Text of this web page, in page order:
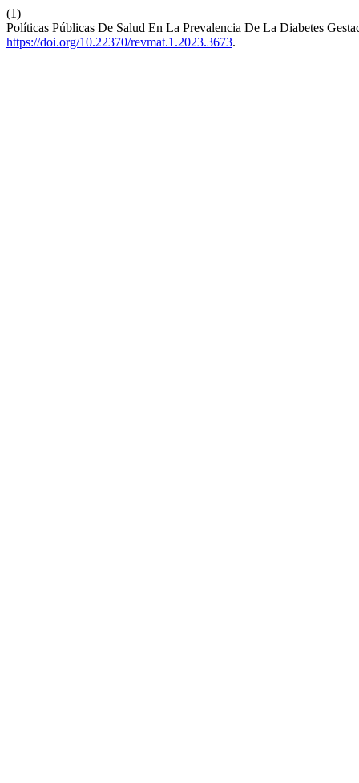
(1)
Políticas Públicas De Salud En La Prevalencia De La Diabetes
https://doi.org/10.22370/revmat.1.2023.3673.